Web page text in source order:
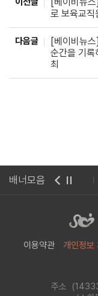
로 보육교
다음글
[베이비뉴
순간을 기록
최
배너모음
포털 아이사랑
이용약관 개인정보
주소